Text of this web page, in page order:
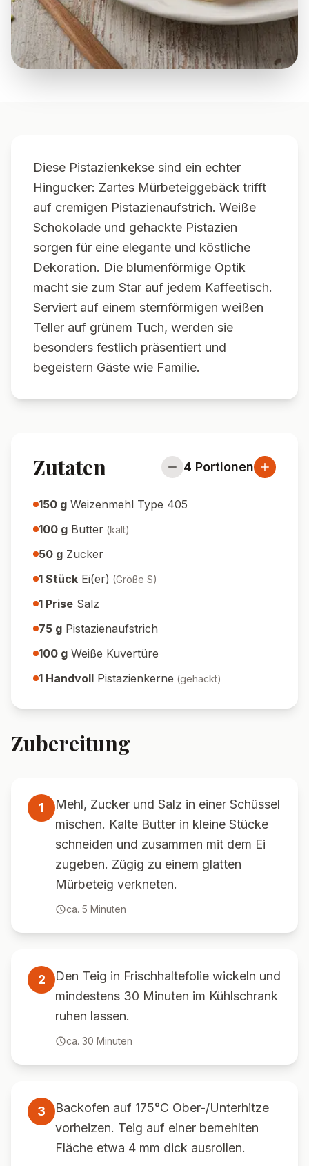
Diese Pistazienkekse sind ein echter
Hingucker: Zartes Mürbeteiggebäck trifft
auf cremigen Pistazienaufstrich. Weiße
Schokolade und gehackte Pistazien
sorgen für eine elegante und köstliche
Dekoration. Die blumenförmige Optik
macht sie zum Star auf jedem Kaffeetisch.
Serviert auf einem sternförmigen weißen
Teller auf grünem Tuch, werden sie
besonders festlich präsentiert und
begeistern Gäste wie Familie.
Zutaten 4 Portionen
150 g Weizenmehl Type 405
100 g Butter (kalt)
50 g Zucker
1 Stück Ei(er) (Größe S)
1 Prise Salz
75 g Pistazienaufstrich
100 g Weiße Kuvertüre
1 Handvoll Pistazienkerne (gehackt)
Zubereitung
1
Mehl, Zucker und Salz in einer Schüssel
mischen. Kalte Butter in kleine Stücke
schneiden und zusammen mit dem Ei
zugeben. Zügig zu einem glatten
Mürbeteig verkneten.
ca. 5 Minuten
2
Den Teig in Frischhaltefolie wickeln und
mindestens 30 Minuten im Kühlschrank
ruhen lassen.
ca. 30 Minuten
3
Backofen auf 175°C Ober-/Unterhitze
vorheizen. Teig auf einer bemehlten
Fläche etwa 4 mm dick ausrollen.